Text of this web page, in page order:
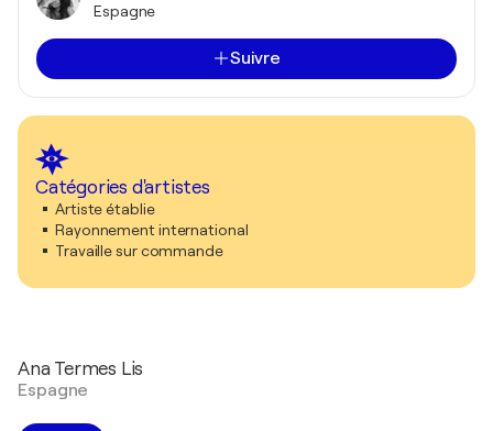
Espagne
Suivre
Catégories d'artistes
Artiste établie
Rayonnement international
Travaille sur commande
Ana Termes Lis
Espagne